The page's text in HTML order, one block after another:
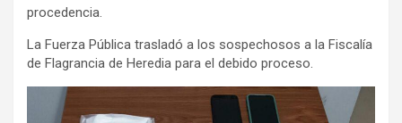
procedencia.
La Fuerza Pública trasladó a los sospechosos a la Fiscalía
de Flagrancia de Heredia para el debido proceso.